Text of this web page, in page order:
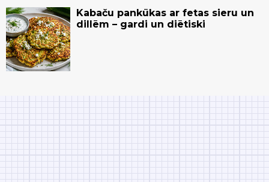
Kabaču pankūkas ar fetas sieru un
dillēm – gardi un diētiski